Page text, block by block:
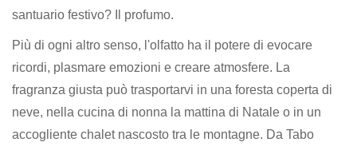
santuario festivo? Il profumo.
Più di ogni altro senso, l'olfatto ha il potere di evocare
ricordi, plasmare emozioni e creare atmosfere. La
fragranza giusta può trasportarvi in una foresta coperta di
neve, nella cucina di nonna la mattina di Natale o in un
accogliente chalet nascosto tra le montagne. Da Tabo